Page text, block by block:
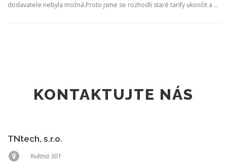
dodavatele nebyla možná.Proto jsme se rozhodli staré tarify ukončit a …
KONTAKTUJTE NÁS
TNtech, s.r.o.
Květná 301